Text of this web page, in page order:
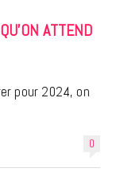
ATTEND
pour 2024, on
0